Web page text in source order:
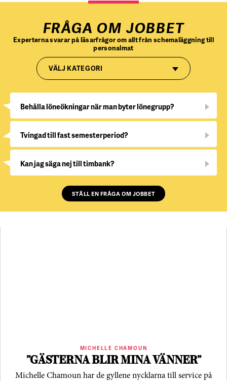
FRÅGA OM JOBBET
Experterna svarar på läsarfrågor om allt från schemaläggning till
personalmat
VÄLJ KATEGORI
Behålla löneökningar när man byter lönegrupp?
Tvingad till fast semesterperiod?
Kan jag säga nej till timbank?
STÄLL EN FRÅGA OM JOBBET
MICHELLE CHAMOUN
”GÄSTERNA BLIR MINA VÄNNER”
Michelle Chamoun har de gyllene nycklarna till service på